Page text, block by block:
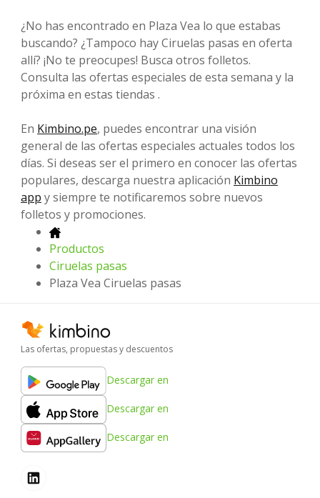
¿No has encontrado en Plaza Vea lo que estabas
buscando? ¿Tampoco hay Ciruelas pasas en oferta
allí? ¡No te preocupes! Busca otros folletos.
Consulta las ofertas especiales de esta semana y la
próxima en estas tiendas .
En Kimbino.pe, puedes encontrar una visión
general de las ofertas especiales actuales todos los
días. Si deseas ser el primero en conocer las ofertas
populares, descarga nuestra aplicación Kimbino
app y siempre te notificaremos sobre nuevos
folletos y promociones.
Productos
Ciruelas pasas
Plaza Vea Ciruelas pasas
Las ofertas, propuestas y descuentos
Descargar en
Descargar en
Descargar en